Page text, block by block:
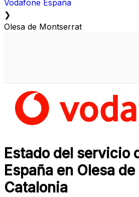
Vodafone España
❯
Olesa de Montserrat
Estado del servicio
España en Olesa
Catalonia